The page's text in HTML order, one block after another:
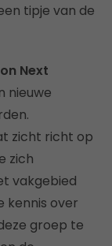
tipje van de
Next
nieuwe
zicht richt op
zich
vakgebied
kennis over
groep te